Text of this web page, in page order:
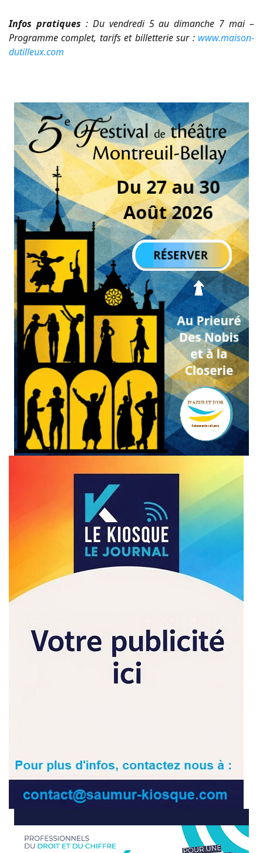
Infos pratiques : Du vendredi 5 au dimanche 7 mai –
Programme complet, tarifs et billetterie sur : www.maison-
dutilleux.com